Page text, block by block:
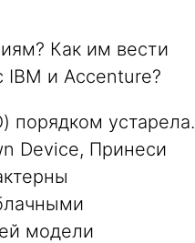
Как им вести
и Accenture?
порядком устарела.
Device, Принеси
модели